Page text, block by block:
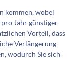
kommen, wobei
Jahr günstiger
Vorteil, dass
Verlängerung
wodurch Sie sich